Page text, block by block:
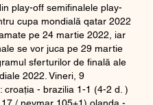
play-off semifinalele play-
cupa mondială qatar 2022
pe 24 martie 2022, iar
se vor juca pe 29 martie
sferturilor de finală ale
2022. Vineri, 9
croația - brazilia 1-1 (4-2 d. )
/ neymar 105+1) olanda -